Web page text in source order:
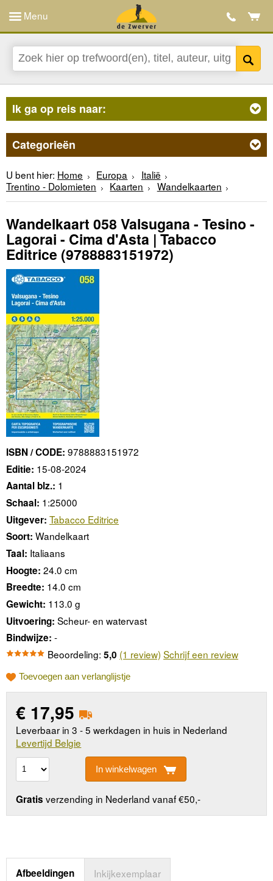
Menu
Ik ga op reis naar:
Categorieën
U bent hier: Home Europa
Italië
Trentino - Dolomieten
Kaarten Wandelkaarten
Wandelkaart 058 Valsugana - Tesino -
Lagorai - Cima d'Asta | Tabacco
Editrice (9788883151972)
ISBN / CODE: 9788883151972
Editie: 15-08-2024
Aantal blz.: 1
Schaal: 1:25000
Uitgever: Tabacco Editrice
Soort: Wandelkaart
Taal: Italiaans
Hoogte: 24.0 cm
Breedte: 14.0 cm
Gewicht: 113.0 g
Uitvoering: Scheur- en watervast
Bindwijze: -
Beoordeling: 5,0 (1 review) Schrijf een review
Toevoegen aan verlanglijstje
€ 17,95
Leverbaar in 3 - 5 werkdagen in huis in Nederland
Levertijd Belgie
In winkelwagen
Gratis verzending in Nederland vanaf €50,-
Afbeeldingen Inkijkexemplaar